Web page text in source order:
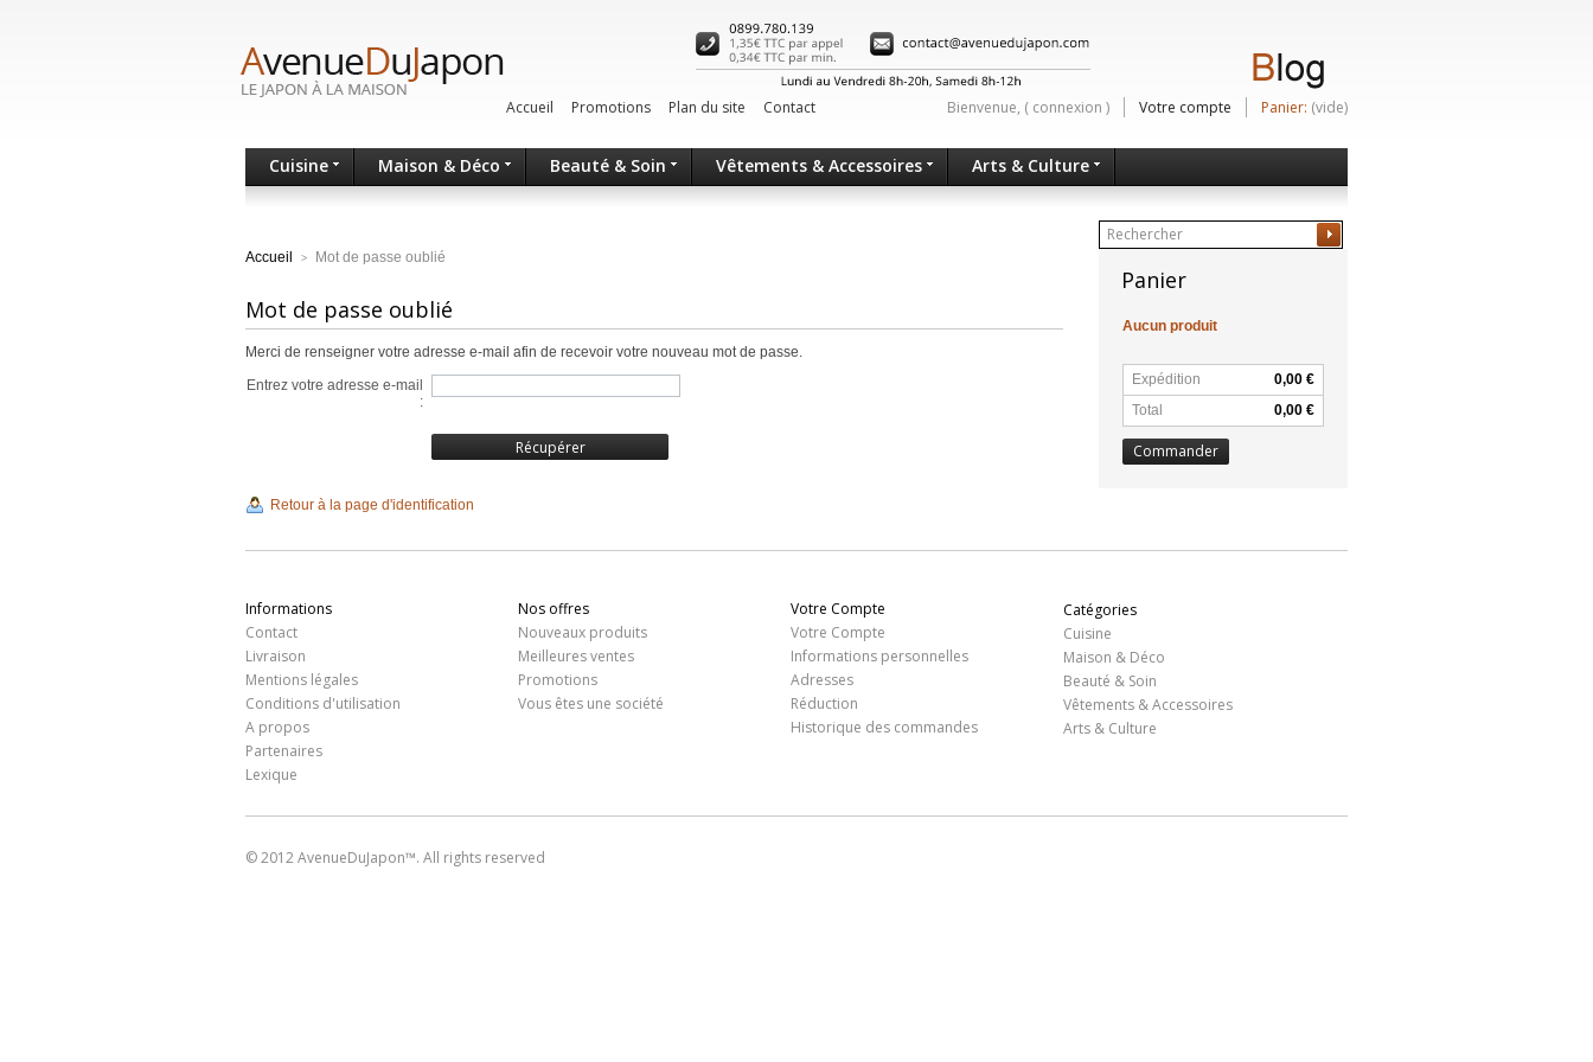
Bienvenue, ( connexion ) Votre compte Panier: (vide)
Accueil Promotions Plan du site Contact
Cuisine Maison & Déco Beauté & Soin Vêtements & Accessoires Arts & Culture
Accueil > Mot de passe oublié
Mot de passe oublié
Merci de renseigner votre adresse e-mail afin de recevoir votre nouveau mot de passe.
Entrez votre adresse e-mail
:
Retour à la page d'identification
Panier
Aucun produit
Expédition
0,00 €
Total
0,00 €
Commander
Catégories
Cuisine
Maison & Déco
Beauté & Soin
Vêtements & Accessoires
Arts & Culture
Informations
Contact
Livraison
Mentions légales
Conditions d'utilisation
A propos
Partenaires
Lexique
Nos offres
Nouveaux produits
Meilleures ventes
Promotions
Vous êtes une société
Votre Compte
Votre Compte
Informations personnelles
Adresses
Réduction
Historique des commandes
© 2012 AvenueDuJapon™. All rights reserved